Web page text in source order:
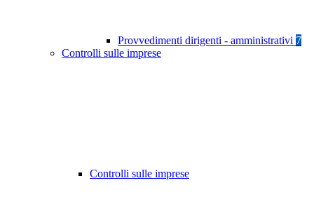
Provvedimenti dirigenti - amministrativi 7
Controlli sulle imprese
Controlli sulle imprese